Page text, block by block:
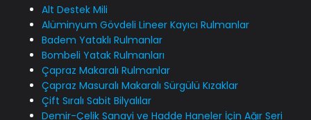
Alt Destek Mili
Alüminyum Gövdeli Lineer Kayıcı Rulmanlar
Badem Yataklı Rulmanlar
Bombeli Yatak Rulmanları
Çapraz Makaralı Rulmanlar
Çapraz Masuralı Makaralı Sürgülü Kızaklar
Çift Sıralı Sabit Bilyalılar
Demir-Çelik Sanayi ve Hadde Haneler İçin Ağır Seri